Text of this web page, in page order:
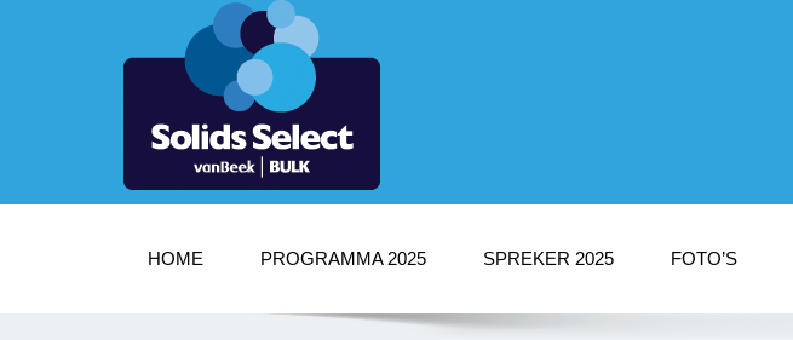
HOME PROGRAMMA 2025 SPREKER 2025 FOTO’S